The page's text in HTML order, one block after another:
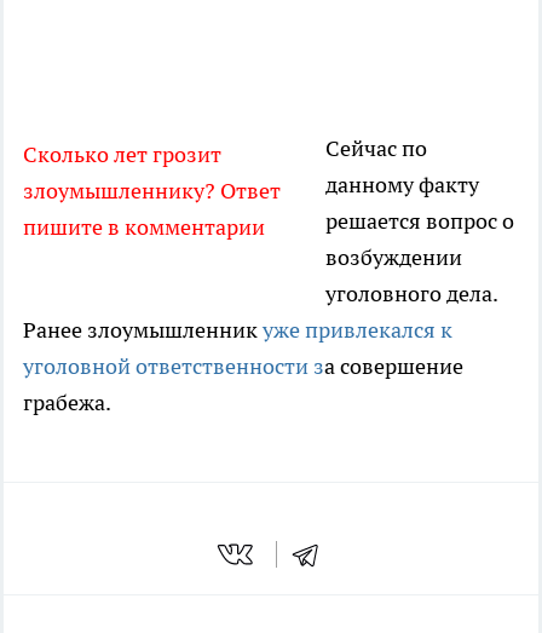
Сколько лет грозит
злоумышленнику? Ответ
пишите в комментарии
Сейчас по
данному факту
решается вопрос о
возбуждении
уголовного дела.
Ранее злоумышленникуже привлекался к
уголовной ответственности за совершение
грабежа.